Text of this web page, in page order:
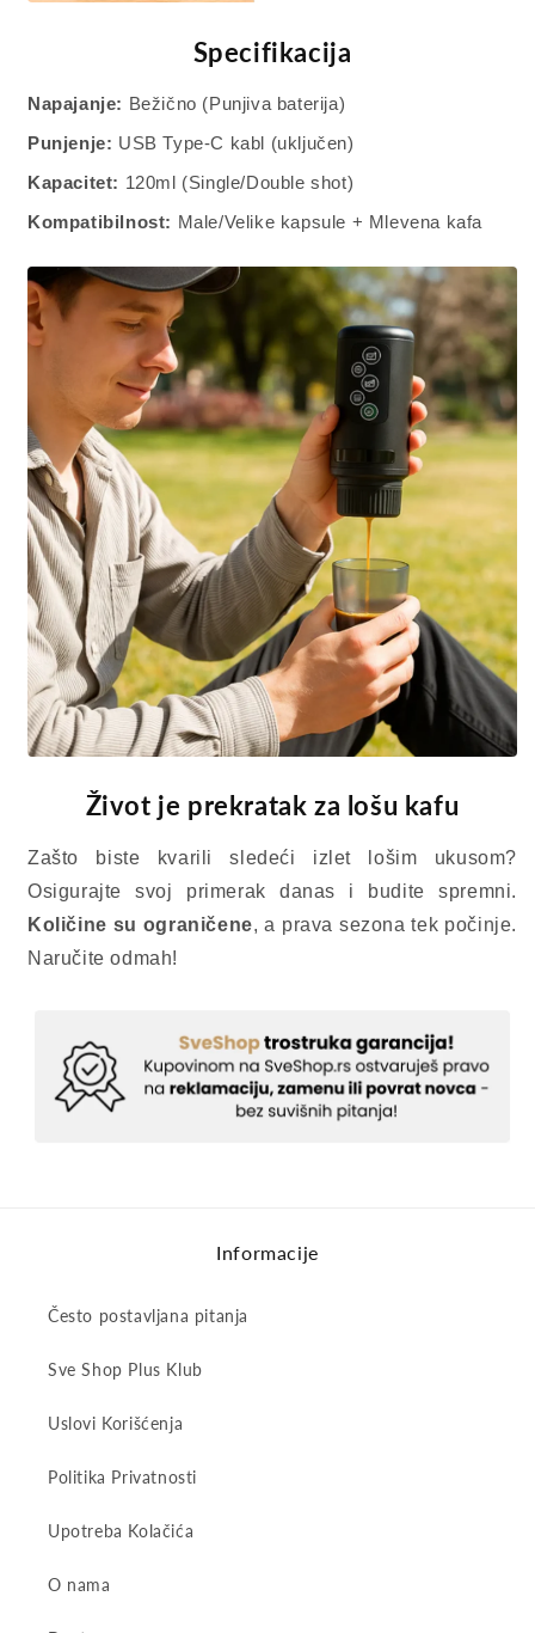
Specifikacija
Napajanje: Bežično (Punjiva baterija)
Punjenje: USB Type-C kabl (uključen)
Kapacitet: 120ml (Single/Double shot)
Kompatibilnost: Male/Velike kapsule + Mlevena kafa
Život je prekratak za lošu kafu
Zašto biste kvarili sledeći izlet lošim ukusom?
Osigurajte svoj primerak danas i budite spremni.
Količine su ograničene, a prava sezona tek počinje.
Naručite odmah!
Informacije
Često postavljana pitanja
Sve Shop Plus Klub
Uslovi Korišćenja
Politika Privatnosti
Upotreba Kolačića
O nama